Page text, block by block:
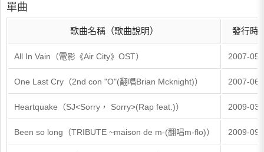
單曲
歌曲名稱（歌曲說明） 發行時
All In Vain（電影《Air City》OST） 2007-05-
One Last Cry（2nd con "O"(翻唱Brian Mcknight)） 2007-06-
Heartquake（SJ<Sorry， Sorry>(Rap feat.)） 2009-03-
Been so long（TRIBUTE ~maison de m-(翻唱m-flo)） 2009-09-